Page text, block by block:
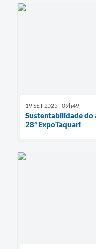
19 SET 2025 - 09h49
Sustentabilidade do
28ª ExpoTaquari